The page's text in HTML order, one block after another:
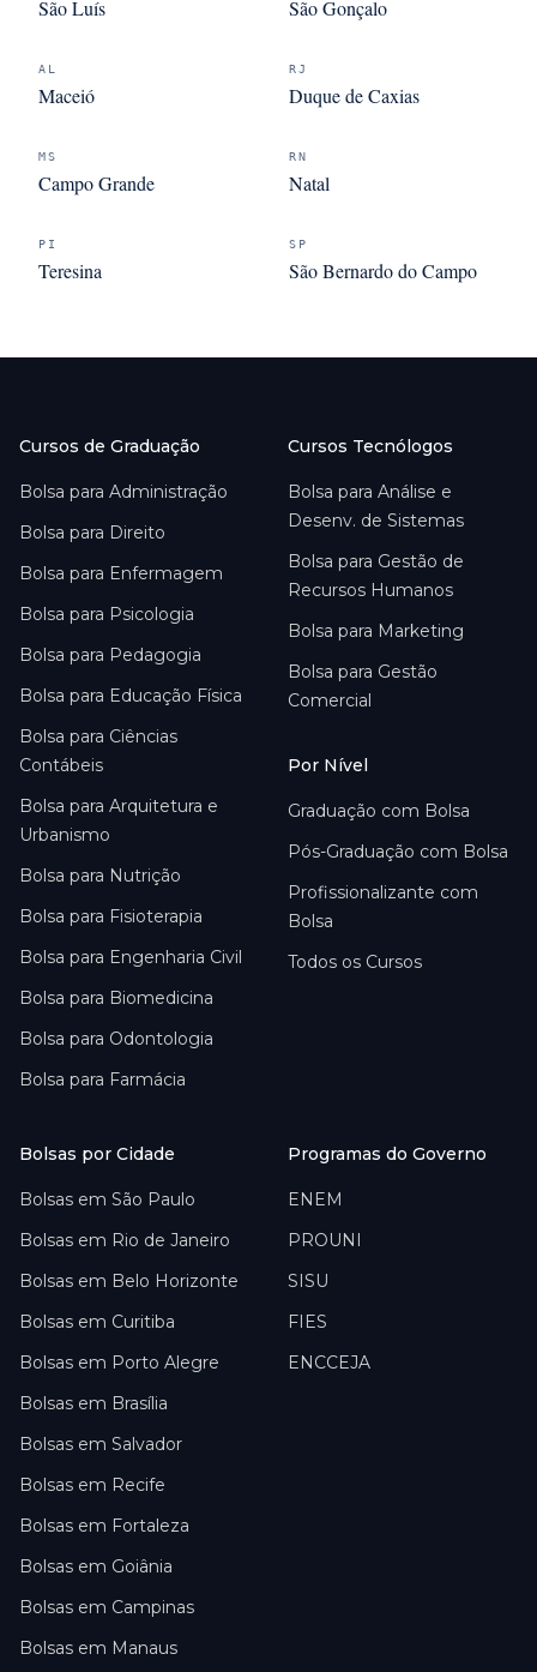
São Luís São Gonçalo
AL
Maceió
RJ
Duque de Caxias
MS
Campo Grande
RN
Natal
PI
Teresina
SP
São Bernardo do Campo
Cursos de Graduação
Bolsa para Administração
Bolsa para Direito
Bolsa para Enfermagem
Bolsa para Psicologia
Bolsa para Pedagogia
Bolsa para Educação Física
Bolsa para Ciências
Contábeis
Bolsa para Arquitetura e
Urbanismo
Bolsa para Nutrição
Bolsa para Fisioterapia
Bolsa para Engenharia Civil
Bolsa para Biomedicina
Bolsa para Odontologia
Bolsa para Farmácia
Cursos Tecnólogos
Bolsa para Análise e
Desenv. de Sistemas
Bolsa para Gestão de
Recursos Humanos
Bolsa para Marketing
Bolsa para Gestão
Comercial
Por Nível
Graduação com Bolsa
Pós-Graduação com Bolsa
Profissionalizante com
Bolsa
Todos os Cursos
Bolsas por Cidade
Bolsas em São Paulo
Bolsas em Rio de Janeiro
Bolsas em Belo Horizonte
Bolsas em Curitiba
Bolsas em Porto Alegre
Bolsas em Brasília
Bolsas em Salvador
Bolsas em Recife
Bolsas em Fortaleza
Bolsas em Goiânia
Bolsas em Campinas
Bolsas em Manaus
Programas do Governo
ENEM
PROUNI
SISU
FIES
ENCCEJA